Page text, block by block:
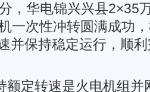
，华电锦兴兴县2×35
一次性冲转圆满成功
并保持稳定运行，顺
额定转速是火电机组并